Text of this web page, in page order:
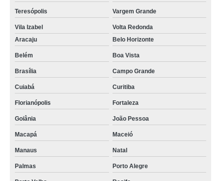
Teresópolis Vargem Grande
Vila Izabel
Volta Redonda
Aracaju
Belo Horizonte
Belém Boa Vista
Brasília Campo Grande
Cuiabá Curitiba
Florianópolis Fortaleza
Goiânia João Pessoa
Macapá Maceió
Manaus Natal
Palmas Porto Alegre